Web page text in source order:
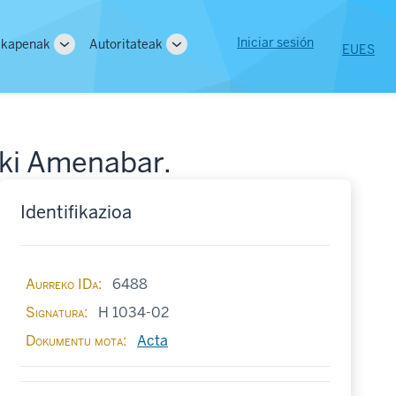
ToggleAutoritateak
Toggle
User
menu
Iniciar sesión EUES
Amenabar.
Identifikazioa
Aurreko IDa
6488
Signatura
H 1034-02
Dokumentu mota
Acta